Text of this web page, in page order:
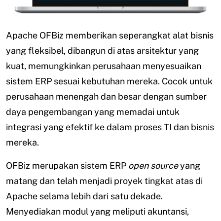
Apache OFBiz memberikan seperangkat alat bisnis
yang fleksibel, dibangun di atas arsitektur yang
kuat, memungkinkan perusahaan menyesuaikan
sistem ERP sesuai kebutuhan mereka. Cocok untuk
perusahaan menengah dan besar dengan sumber
daya pengembangan yang memadai untuk
integrasi yang efektif ke dalam proses TI dan bisnis
mereka.
OFBiz merupakan sistem ERP open sourceyang
matang dan telah menjadi proyek tingkat atas di
Apache selama lebih dari satu dekade.
Menyediakan modul yang meliputi akuntansi,